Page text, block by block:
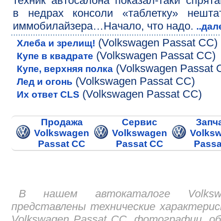
в недрах консоли «таблетку»
иммобилайзера…Начало, что надо.
Хлеба и зрелищ! (Volkswagen Passat CC)
Купе в квадрате (Volkswagen Passat CC)
Купе, верхняя полка(Volkswagen Passat
Лед и огонь (Volkswagen Passat CC)
Их ответ CLS (Volkswagen Passat CC)
Продажа
Volkswagen
Passat CC
Сервис
Volkswagen
Passat CC
В нашем автокаталоге
представлены технические